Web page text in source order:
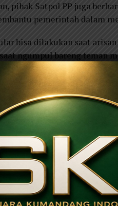
pihak Satpol PP juga
pemerintah dalam
bisa dilakukan saat
ngumpul bareng teman
bahwa dana bagi hasil
utama penerapan
bahaya rokok,”kata Gunendar.
pula, penerapan pajak
optimalisasi
tersebut pihak